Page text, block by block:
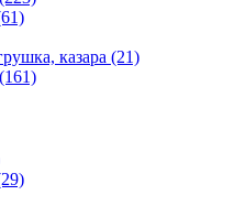
казара (21)